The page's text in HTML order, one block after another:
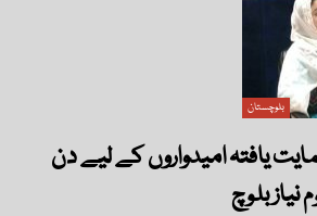
بلوچستان
یافتہ امیدواروں کے لیے دن
بلوچ